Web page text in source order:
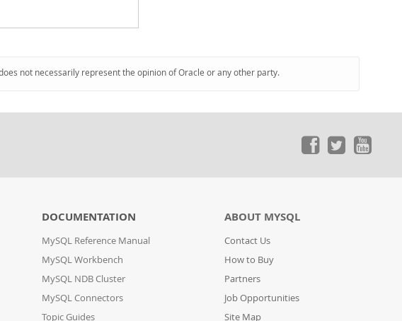
not necessarily represent the opinion of Oracle or any other party.
DOCUMENTATION
MySQL Reference Manual
MySQL Workbench
MySQL NDB Cluster
MySQL Connectors
Topic Guides
ABOUT MYSQL
Contact Us
How to Buy
Partners
Job Opportunities
Site Map